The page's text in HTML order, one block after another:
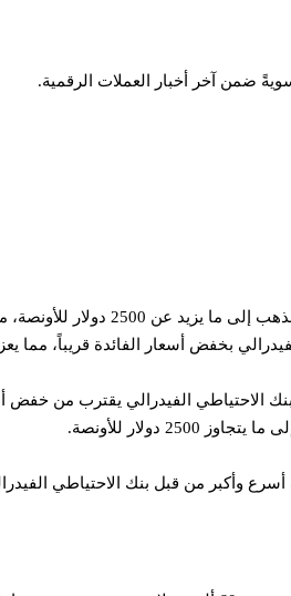
ضمن آخر أخبار العملات الرقمية.
بخفض أسعار الفائدة قريباً، مما
2500 دولار للأونصة وسط تكهنات بأن بنك الاحتياطي
للأونصة.
وأكبر من قبل بنك الاحتياطي